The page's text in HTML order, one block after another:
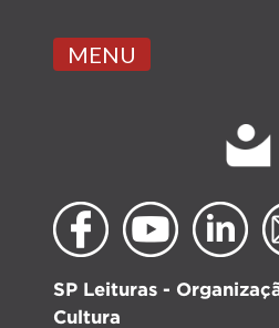
MENU
SP Leituras -
Cultura